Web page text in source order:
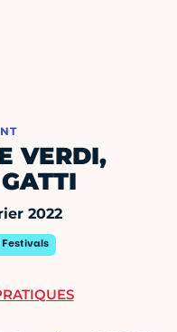
VERDI,
2022
Festivals